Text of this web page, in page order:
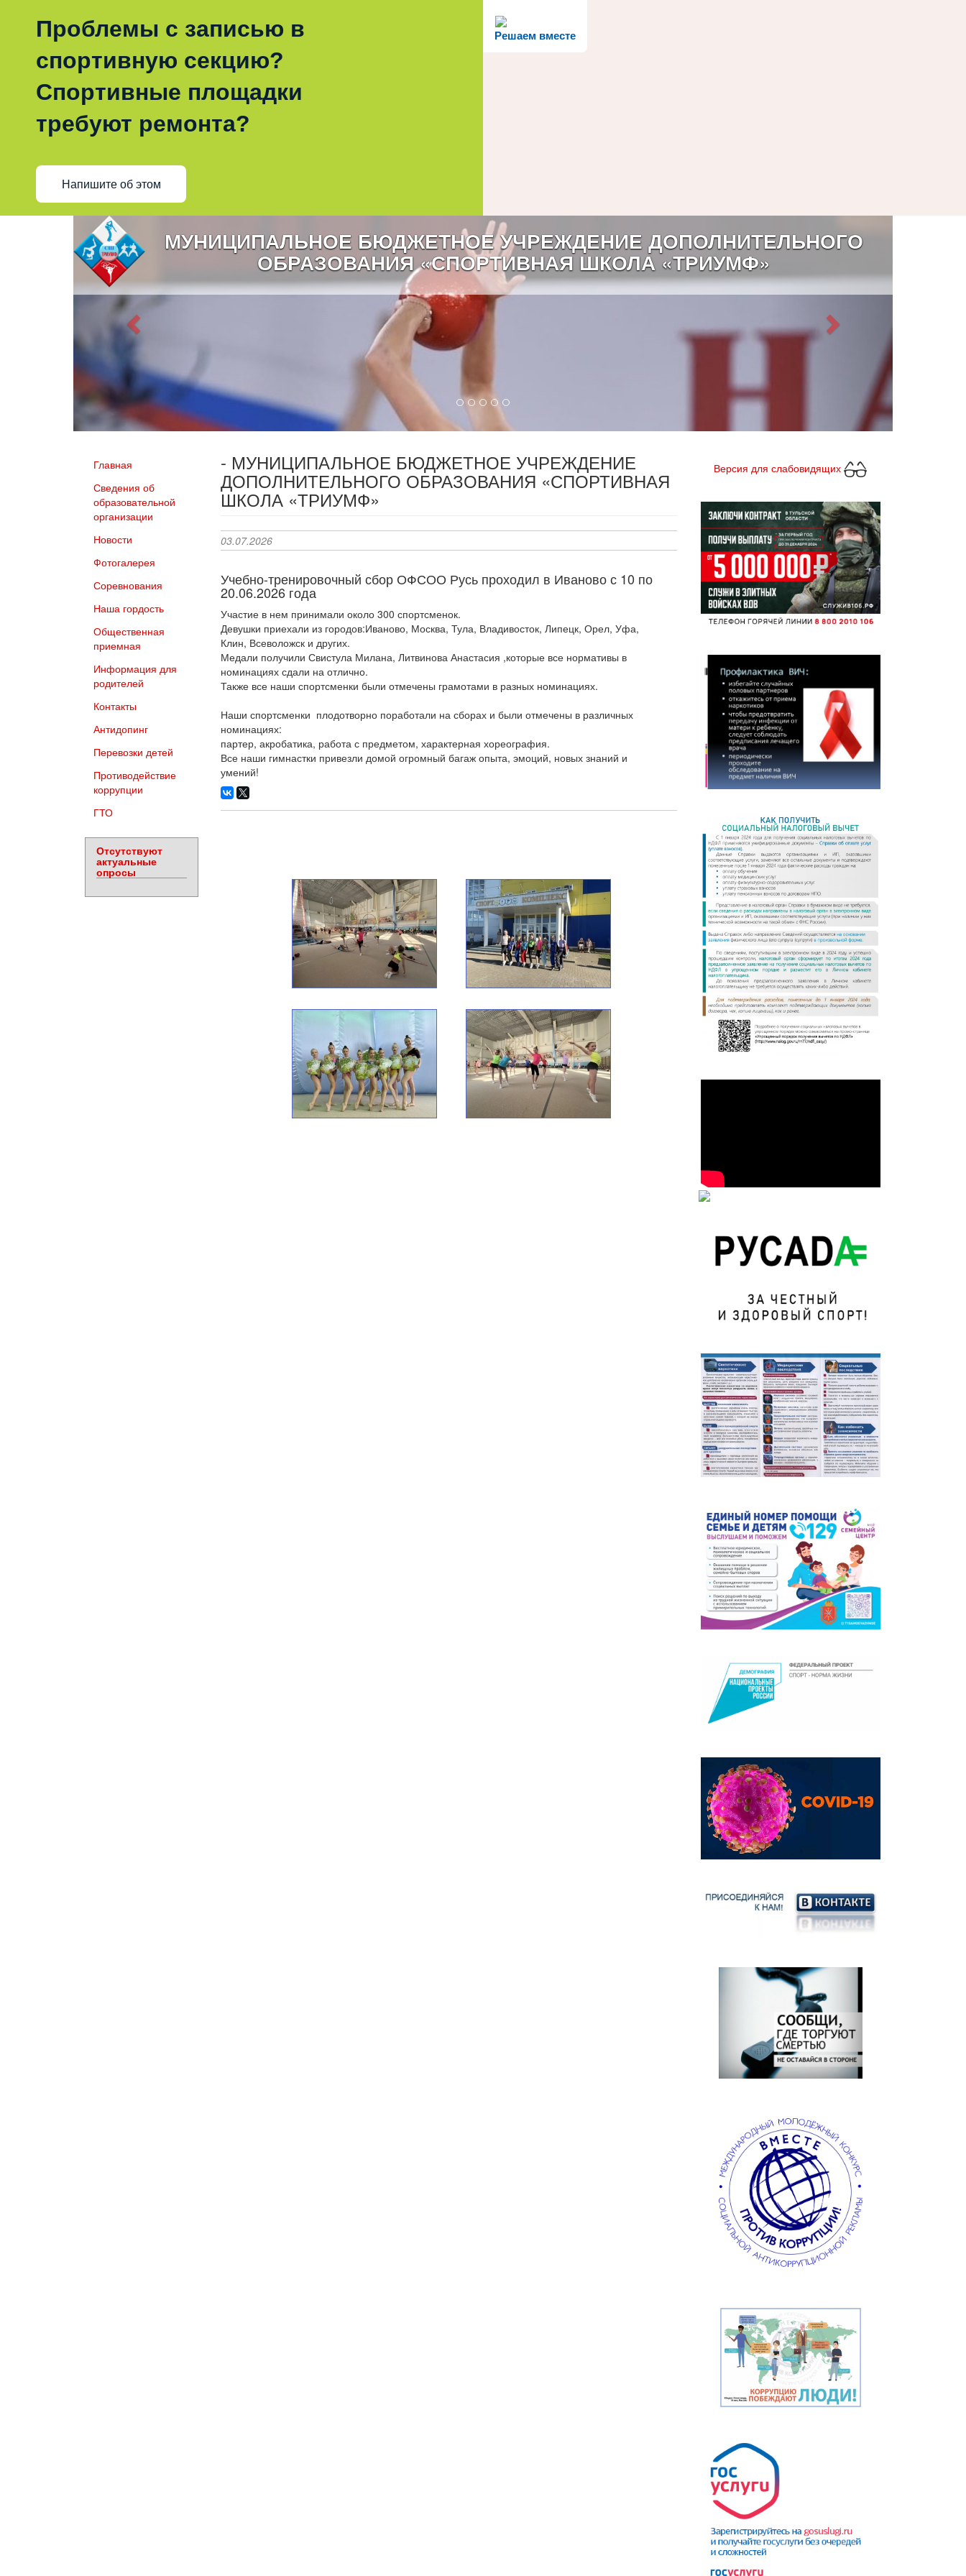
Решаем вместе
Проблемы с записью в
спортивную секцию?
Спортивные площадки
требуют ремонта?
Напишите об этом
МУНИЦИПАЛЬНОЕ БЮДЖЕТНОЕ УЧРЕЖДЕНИЕ ДОПОЛНИТЕЛЬНОГО
ОБРАЗОВАНИЯ «СПОРТИВНАЯ ШКОЛА «ТРИУМФ»
Главная
Сведения об
образовательной
организации
Новости
Фотогалерея
Соревнования
Наша гордость
Общественная
приемная
Информация для
родителей
Контакты
Антидопинг
Перевозки детей
Противодействие
коррупции
ГТО
Отсутствуют
актуальные
опросы
- МУНИЦИПАЛЬНОЕ БЮДЖЕТНОЕ УЧРЕЖДЕНИЕ
ДОПОЛНИТЕЛЬНОГО ОБРАЗОВАНИЯ «СПОРТИВНАЯ
ШКОЛА «ТРИУМФ»
03.07.2026
Учебно-тренировочный сбор ОФСОО Русь проходил в Иваново с 10 по
20.06.2026 года
Участие в нем принимали около 300 спортсменок.
Девушки приехали из городов:Иваново, Москва, Тула, Владивосток, Липецк, Орел, Уфа,
Клин, Всеволожск и других.
Медали получили Свистула Милана, Литвинова Анастасия ,которые все нормативы в
номинациях сдали на отлично.
Также все наши спортсменки были отмечены грамотами в разных номинациях.
Наши спортсменки плодотворно поработали на сборах и были отмечены в различных
номинациях:
партер, акробатика, работа с предметом, характерная хореография.
Все наши гимнастки привезли домой огромный багаж опыта, эмоций, новых знаний и
умений!
Версия для слабовидящих